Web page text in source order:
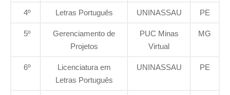
4º Letras Português UNINASSAU PE
5º
Gerenciamento de
Projetos
PUC Minas
Virtual
MG
6º
Licenciatura em
Letras Português
UNINASSAU PE